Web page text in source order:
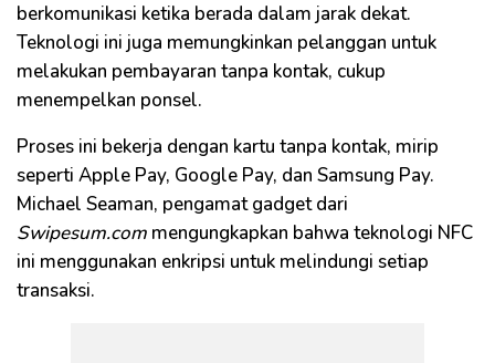
berkomunikasi ketika berada dalam jarak dekat.
Teknologi ini juga memungkinkan pelanggan untuk
melakukan pembayaran tanpa kontak, cukup
menempelkan ponsel.
Proses ini bekerja dengan kartu tanpa kontak, mirip
seperti Apple Pay, Google Pay, dan Samsung Pay.
Michael Seaman, pengamat gadget dari
Swipesum.com mengungkapkan bahwa teknologi NFC
ini menggunakan enkripsi untuk melindungi setiap
transaksi.